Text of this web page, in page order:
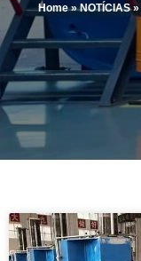
Home»NOTÍCIAS»